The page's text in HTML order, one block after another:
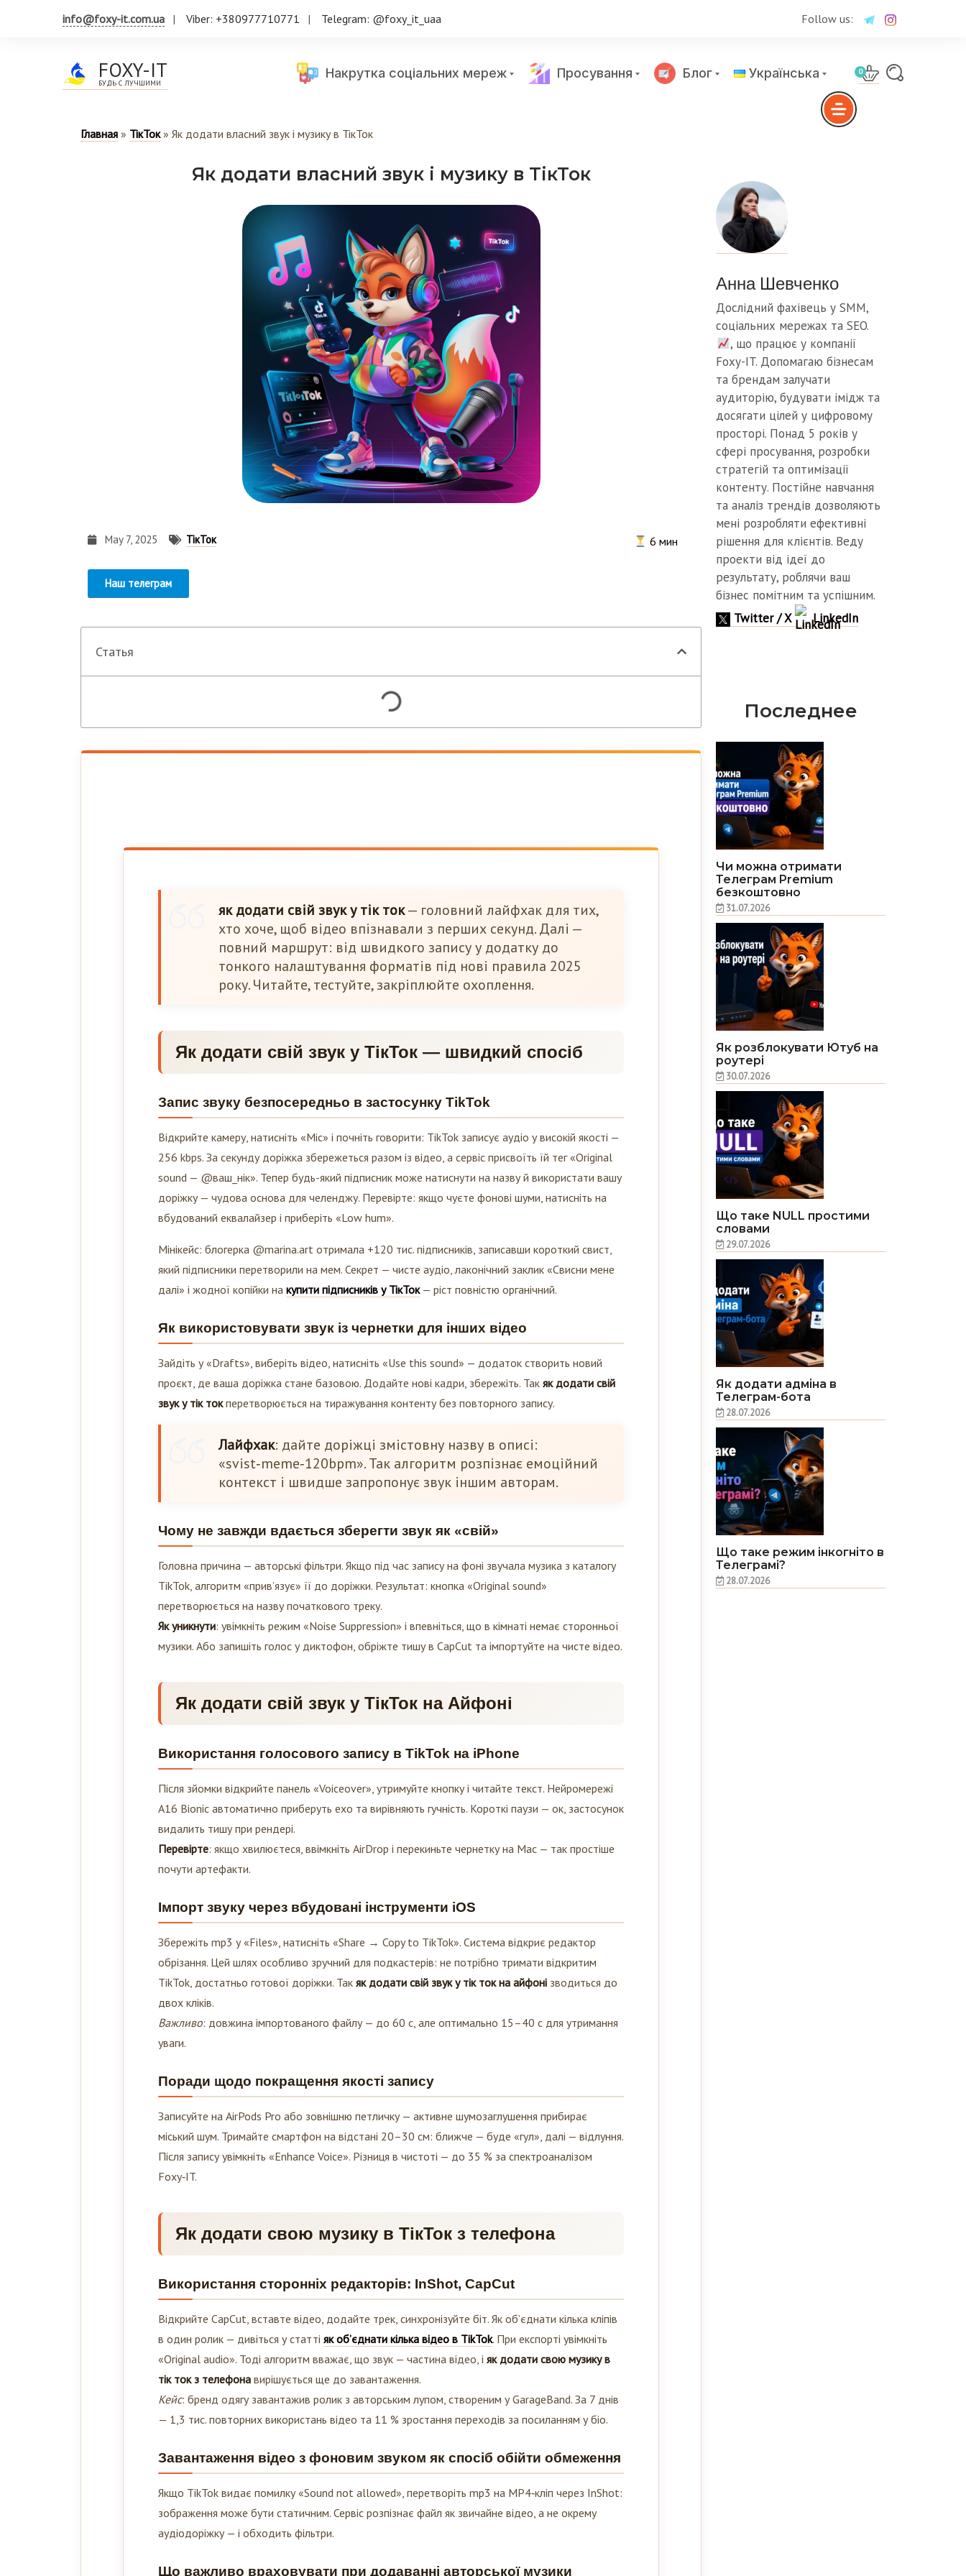
info@foxy-it.com.ua Viber: +380977710771 Telegram: @foxy_it_uaa Follow us:
FOXY-IT
БУДЬ С ЛУЧШИМИ
Накрутка соціальних мереж Просування Блог Українська 0
Главная » ТікТок» Як додати власний звук і музику в ТікТок
Як додати власний звук і музику в ТікТок
May 7, 2025 ТікТок
Наш телеграм
6 мин
Статья
як додати свій звук у тік ток— головний лайфхак для тих,
хто хоче, щоб відео впізнавали з перших секунд. Далі —
повний маршрут: від швидкого запису у додатку до
тонкого налаштування форматів під нові правила 2025
року. Читайте, тестуйте, закріплюйте охоплення.
Як додати свій звук у ТікТок — швидкий спосіб
Запис звуку безпосередньо в застосунку TikTok
Відкрийте камеру, натисніть «Mic» і почніть говорити: TikTok записує аудіо у високій якості —
256 kbps. За секунду доріжка збережеться разом із відео, а сервіс присвоїть їй тег «Original
sound — @ваш_нік». Тепер будь-який підписник може натиснути на назву й використати вашу
доріжку — чудова основа для челенджу. Перевірте: якщо чуєте фонові шуми, натисніть на
вбудований еквалайзер і приберіть «Low hum».
Мінікейс: блогерка @marina.art отримала +120 тис. підписників, записавши короткий свист,
який підписники перетворили на мем. Секрет — чисте аудіо, лаконічний заклик «Свисни мене
далі» і жодної копійки на купити підписників у ТікТок— ріст повністю органічний.
Як використовувати звук із чернетки для інших відео
Зайдіть у «Drafts», виберіть відео, натисніть «Use this sound» — додаток створить новий
проєкт, де ваша доріжка стане базовою. Додайте нові кадри, збережіть. Так як додати свій
звук у тік токперетворюється на тиражування контенту без повторного запису.
Лайфхак: дайте доріжці змістовну назву в описі:
«svist‑meme‑120bpm». Так алгоритм розпізнає емоційний
контекст і швидше запропонує звук іншим авторам.
Чому не завжди вдається зберегти звук як «свій»
Головна причина — авторські фільтри. Якщо під час запису на фоні звучала музика з каталогу
TikTok, алгоритм «прив’язує» її до доріжки. Результат: кнопка «Original sound»
перетворюється на назву початкового треку.
Як уникнути: увімкніть режим «Noise Suppression» і впевніться, що в кімнаті немає сторонньої
музики. Або запишіть голос у диктофон, обріжте тишу в CapCut та імпортуйте на чисте відео.
Як додати свій звук у ТікТок на Айфоні
Використання голосового запису в TikTok на iPhone
Після зйомки відкрийте панель «Voiceover», утримуйте кнопку і читайте текст. Нейромережі
A16 Bionic автоматично приберуть ехо та вирівняють гучність. Короткі паузи — ок, застосунок
видалить тишу при рендері.
Перевірте: якщо хвилюєтеся, ввімкніть AirDrop і перекиньте чернетку на Mac — так простіше
почути артефакти.
Імпорт звуку через вбудовані інструменти iOS
Збережіть mp3 у «Files», натисніть «Share → Copy to TikTok». Система відкриє редактор
обрізання. Цей шлях особливо зручний для подкастерів: не потрібно тримати відкритим
TikTok, достатньо готової доріжки. Так як додати свій звук у тік ток на айфоні зводиться до
двох кліків.
Важливо: довжина імпортованого файлу — до 60 с, але оптимально 15–40 с для утримання
уваги.
Поради щодо покращення якості запису
Записуйте на AirPods Pro або зовнішню петличку — активне шумозаглушення прибирає
міський шум. Тримайте смартфон на відстані 20–30 см: ближче — буде «гул», далі — відлуння.
Після запису увімкніть «Enhance Voice». Різниця в чистоті — до 35 % за спектроаналізом
Foxy‑IT.
Як додати свою музику в ТікТок з телефона
Використання сторонніх редакторів: InShot, CapCut
Відкрийте CapCut, вставте відео, додайте трек, синхронізуйте біт. Як об’єднати кілька кліпів
в один ролик — дивіться у статті як об’єднати кілька відео в TikTok. При експорті увімкніть
«Original audio». Тоді алгоритм вважає, що звук — частина відео, і як додати свою музику в
тік ток з телефона вирішується ще до завантаження.
Кейс: бренд одягу завантажив ролик з авторським лупом, створеним у GarageBand. За 7 днів
— 1,3 тис. повторних використань відео та 11 % зростання переходів за посиланням у біо.
Завантаження відео з фоновим звуком як спосіб обійти обмеження
Якщо TikTok видає помилку «Sound not allowed», перетворіть mp3 на MP4‑кліп через InShot:
зображення може бути статичним. Сервіс розпізнає файл як звичайне відео, а не окрему
аудіодоріжку — і обходить фільтри.
Що важливо враховувати при додаванні авторської музики
Анна Шевченко
Дослідний фахівець у SMM,
соціальних мережах та SEO.
, що працює у компанії
Foxy-IT. Допомагаю бізнесам
та брендам залучати
аудиторію, будувати імідж та
досягати цілей у цифровому
просторі. Понад 5 років у
сфері просування, розробки
стратегій та оптимізації
контенту. Постійне навчання
та аналіз трендів дозволяють
мені розробляти ефективні
рішення для клієнтів. Веду
проекти від ідеї до
результату, роблячи ваш
бізнес помітним та успішним.
Twitter / X
LinkedIn
Последнее
Чи можна отримати
Телеграм Premium
безкоштовно
31.07.2026
Як розблокувати Ютуб на
роутері
30.07.2026
Що таке NULL простими
словами
29.07.2026
Як додати адміна в
Телеграм-бота
28.07.2026
Що таке режим інкогніто в
Телеграмі?
28.07.2026